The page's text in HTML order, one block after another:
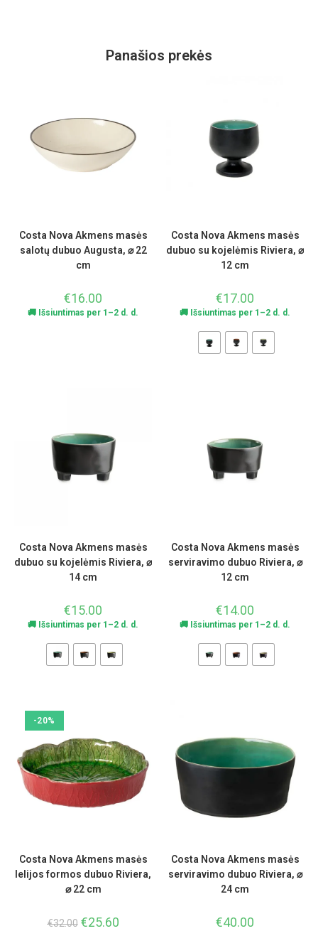
Panašios prekės
Costa Nova Akmens masės
salotų dubuo Augusta, ⌀ 22
cm
€16.00
🚚 Išsiuntimas per 1–2 d. d.
Costa Nova Akmens masės
dubuo su kojelėmis Riviera, ⌀
12 cm
€17.00
🚚 Išsiuntimas per 1–2 d. d.
Costa Nova Akmens masės
dubuo su kojelėmis Riviera, ⌀
14 cm
€15.00
🚚 Išsiuntimas per 1–2 d. d.
Costa Nova Akmens masės
serviravimo dubuo Riviera, ⌀
12 cm
€14.00
🚚 Išsiuntimas per 1–2 d. d.
-20%
Costa Nova Akmens masės
lelijos formos dubuo Riviera,
⌀ 22 cm
€32.00 €25.60
Costa Nova Akmens masės
serviravimo dubuo Riviera, ⌀
24 cm
€40.00